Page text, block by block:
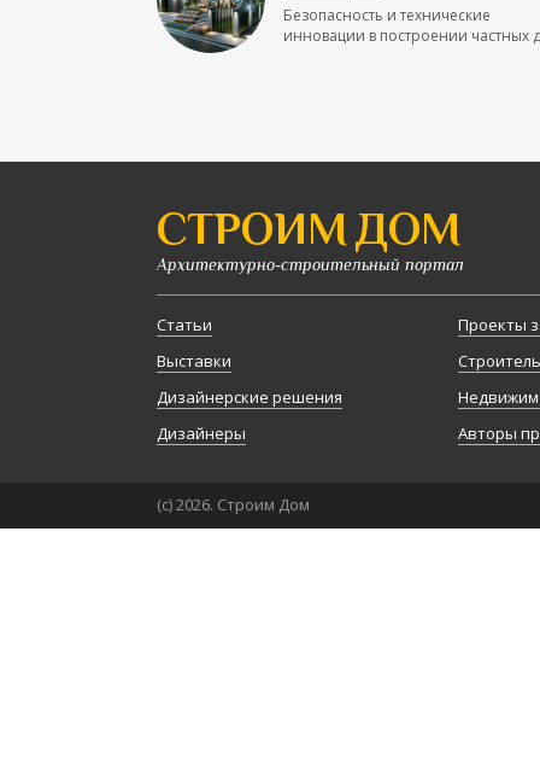
Безопасность и технические
инновации в построении частных
СТРОИМ ДОМ
Архитектурно-строительный портал
Статьи
Выставки
Дизайнерские решения
Дизайнеры
Проекты
Авторы
(с) 2026. Строим Дом